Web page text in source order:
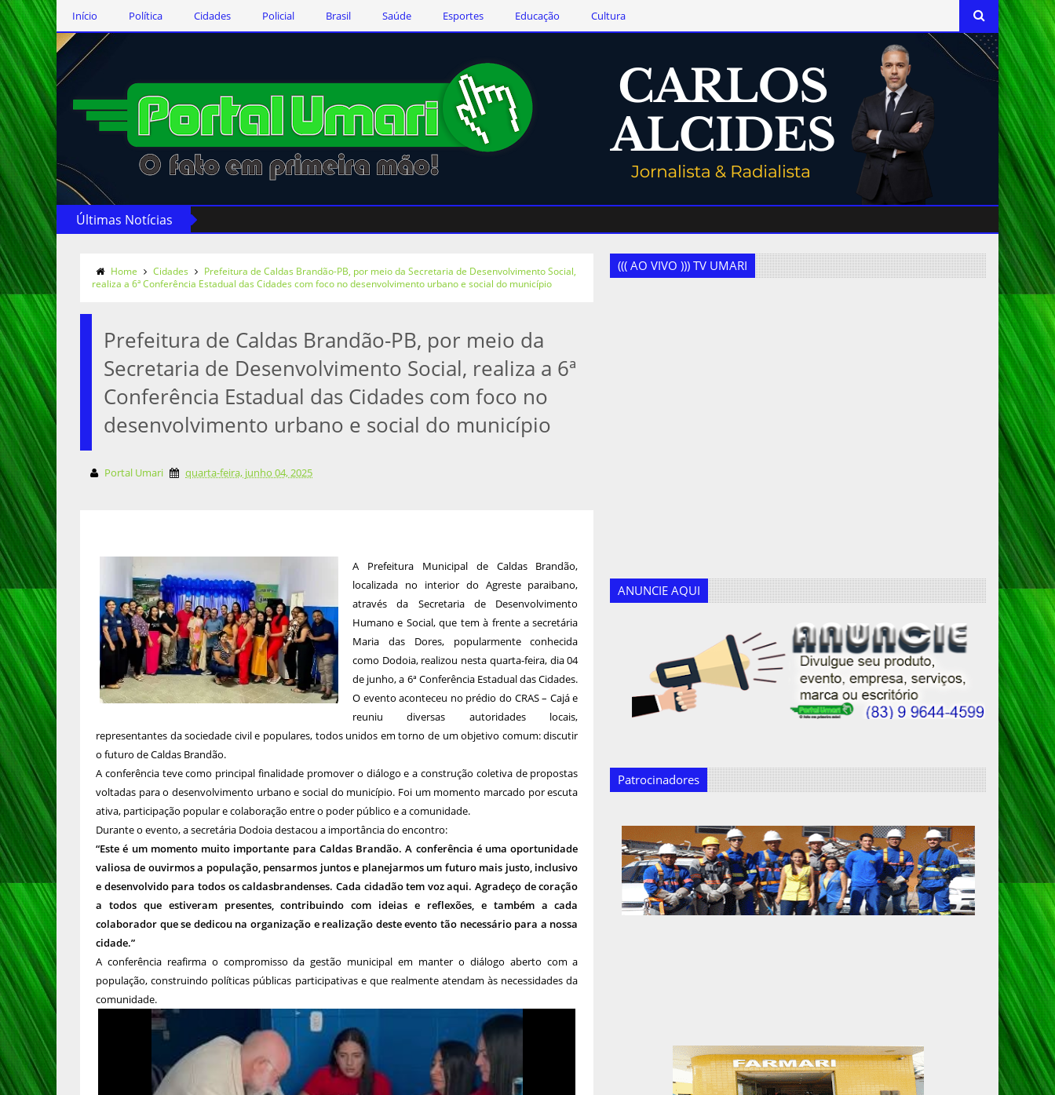
Início Política Cidades Policial Brasil Saúde Esportes Educação Cultura
Últimas Notícias
Home Cidades
Prefeitura de Caldas Brandão-PB, por meio da Secretaria de Desenvolvimento Social,
realiza a 6ª Conferência Estadual das Cidades com foco no desenvolvimento urbano e social do município
Prefeitura de Caldas Brandão-PB, por meio da
Secretaria de Desenvolvimento Social, realiza a 6ª
Conferência Estadual das Cidades com foco no
desenvolvimento urbano e social do município
Portal Umari quarta-feira, junho 04, 2025
A Prefeitura Municipal de Caldas Brandão,
localizada no interior do Agreste paraibano,
através da Secretaria de Desenvolvimento
Humano e Social, que tem à frente a secretária
Maria das Dores, popularmente conhecida
como Dodoia, realizou nesta quarta-feira, dia 04
de junho, a 6ª Conferência Estadual das Cidades.
O evento aconteceu no prédio do CRAS – Cajá e
reuniu diversas autoridades locais,
representantes da sociedade civil e populares, todos unidos em torno de um objetivo comum: discutir
o futuro de Caldas Brandão.
A conferência teve como principal finalidade promover o diálogo e a construção coletiva de propostas
voltadas para o desenvolvimento urbano e social do município. Foi um momento marcado por escuta
ativa, participação popular e colaboração entre o poder público e a comunidade.
Durante o evento, a secretária Dodoia destacou a importância do encontro:
“Este é um momento muito importante para Caldas Brandão. A conferência é uma oportunidade
valiosa de ouvirmos a população, pensarmos juntos e planejarmos um futuro mais justo, inclusivo
e desenvolvido para todos os caldasbrandenses. Cada cidadão tem voz aqui. Agradeço de coração
a todos que estiveram presentes, contribuindo com ideias e reflexões, e também a cada
colaborador que se dedicou na organização e realização deste evento tão necessário para a nossa
cidade.”
A conferência reafirma o compromisso da gestão municipal em manter o diálogo aberto com a
população, construindo políticas públicas participativas e que realmente atendam às necessidades da
comunidade.
((( AO VIVO ))) TV UMARI
ANUNCIE AQUI
Patrocinadores